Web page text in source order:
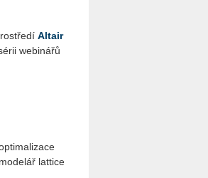
Al­tair
webi­ná­řů
lat­ti­ce